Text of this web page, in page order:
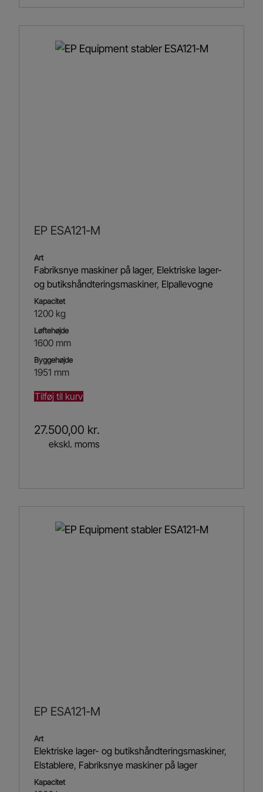
EP ESA121-M
Art
Fabriksnye maskiner på lager, Elektriske lager-
og butikshåndteringsmaskiner, Elpallevogne
Kapacitet
1200 kg
Løftehøjde
1600 mm
Byggehøjde
1951 mm
Tilføj til kurv
27.500,00 kr.
ekskl. moms
EP ESA121-M
Art
Elektriske lager- og butikshåndteringsmaskiner,
Elstablere, Fabriksnye maskiner på lager
Kapacitet